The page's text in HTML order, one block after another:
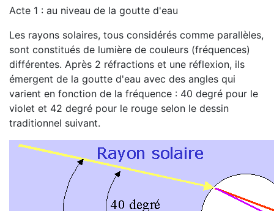
Acte 1 : au niveau de la goutte d'eau
Les rayons solaires, tous considérés comme parallèles,
sont constitués de lumière de couleurs (fréquences)
différentes. Après 2 réfractions et une réflexion, ils
émergent de la goutte d'eau avec des angles qui
varient en fonction de la fréquence : 40 degré pour le
violet et 42 degré pour le rouge selon le dessin
traditionnel suivant.